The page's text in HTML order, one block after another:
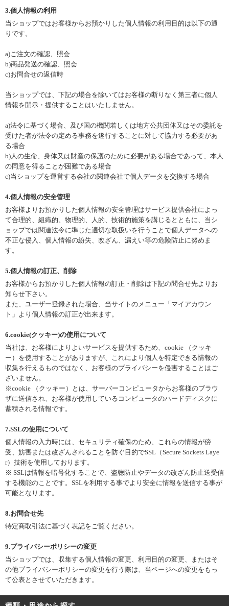
3.個人情報の利用
当ショップではお客様からお預かりした個人情報の利用目的は以下の通
りです。
a)ご注文の確認、照会
b)商品発送の確認、照会
c)お問合せの返信時
当ショップでは、下記の場合を除いてはお客様の断りなく第三者に個人
情報を開示・提供することはいたしません。
a)法令に基づく場合、及び国の機関若しくは地方公共団体又はその委託を
受けた者が法令の定める事務を遂行することに対して協力する必要があ
る場合
b)人の生命、身体又は財産の保護のために必要がある場合であって、本人
の同意を得ることが困難である場合
c)当ショップを運営する会社の関連会社で個人データを交換する場合
4.個人情報の安全管理
お客様よりお預かりした個人情報の安全管理はサービス提供会社によっ
て合理的、組織的、物理的、人的、技術的施策を講じるとともに、当シ
ョップでは関連法令に準じた適切な取扱いを行うことで個人データへの
不正な侵入、個人情報の紛失、改ざん、漏えい等の危険防止に努めま
す。
5.個人情報の訂正、削除
お客様からお預かりした個人情報の訂正・削除は下記の問合せ先よりお
知らせ下さい。
また、ユーザー登録された場合、当サイトのメニュー「マイアカウン
ト」より個人情報の訂正が出来ます。
6.cookie(クッキー)の使用について
当社は、お客様によりよいサービスを提供するため、cookie （クッキ
ー）を使用することがありますが、これにより個人を特定できる情報の
収集を行えるものではなく、お客様のプライバシーを侵害することはご
ざいません。
※cookie （クッキー）とは、サーバーコンピュータからお客様のブラウ
ザに送信され、お客様が使用しているコンピュータのハードディスクに
蓄積される情報です。
7.SSLの使用について
個人情報の入力時には、セキュリティ確保のため、これらの情報が傍
受、妨害または改ざんされることを防ぐ目的でSSL（Secure Sockets Laye
r）技術を使用しております。
※ SSLは情報を暗号化することで、盗聴防止やデータの改ざん防止送受信
する機能のことです。SSLを利用する事でより安全に情報を送信する事が
可能となります。
8.お問合せ先
特定商取引法に基づく表記をご覧ください。
9.プライバシーポリシーの変更
当ショップでは、収集する個人情報の変更、利用目的の変更、またはそ
の他プライバシーポリシーの変更を行う際は、当ページへの変更をもっ
て公表とさせていただきます。